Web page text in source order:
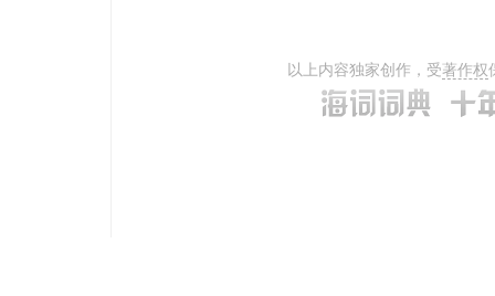
以上内容独家创作，受著作权